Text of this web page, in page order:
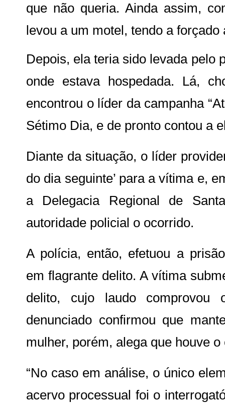
que não queria. Ainda assim,
levou a um motel, tendo a
Depois, ela teria sido levada pelo
onde estava hospedada. Lá,
encontrou o líder da campanha
Sétimo Dia, e de pronto contou a
Diante da situação, o líder
do dia seguinte’ para a vítima e,
a Delegacia Regional de
autoridade policial o ocorrido.
A polícia, então, efetuou a
em flagrante delito. A vítima
delito, cujo laudo comprovou
denunciado confirmou que
mulher, porém, alega que houve
“No caso em análise, o único
acervo processual foi o